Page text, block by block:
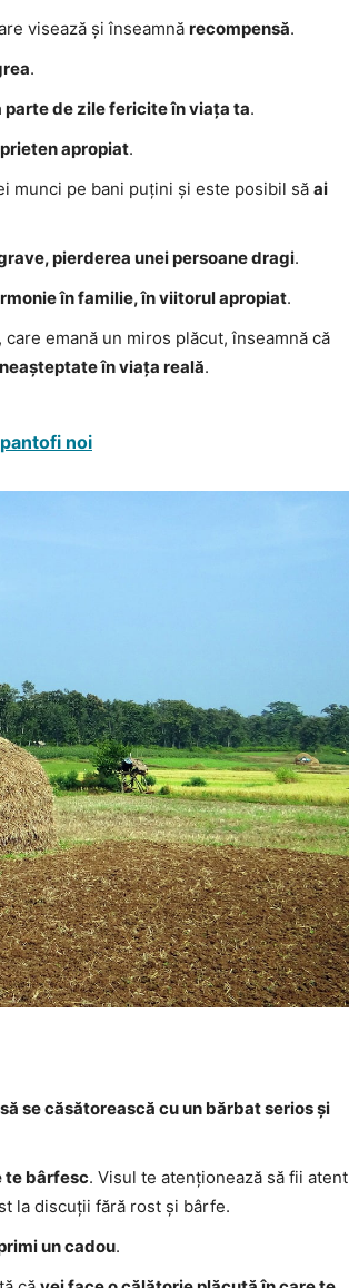
visează și înseamnă recompensă.
.
parte de zile fericite în viața ta.
apropiat.
munci pe bani puțini și este posibil să ai
pierderea unei persoane dragi.
în familie, în viitorul apropiat.
, care emană un miros plăcut, înseamnă că
în viața reală.
noi
să se căsătorească cu un bărbat serios și
te bârfesc. Visul te atenționează să fii atent
la discuții fără rost și bârfe.
un cadou.